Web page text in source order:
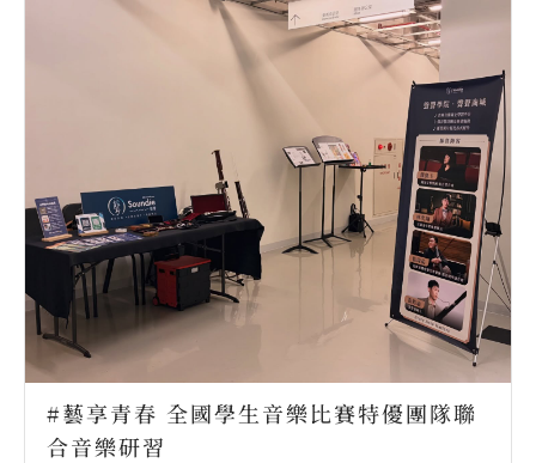
#藝享青春 全國學生音樂比賽特優團隊聯
合音樂研習